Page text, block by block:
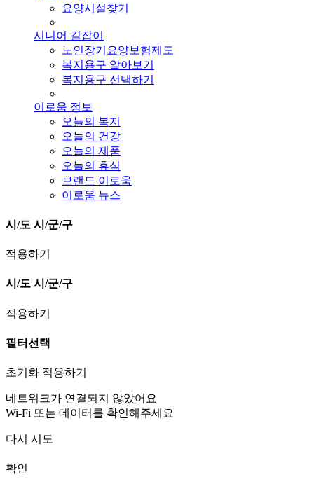
요양시설찾기
시니어 길잡이
노인장기요양보험제도
복지용구 알아보기
복지용구 선택하기
이로움 정보
오늘의 복지
오늘의 건강
오늘의 제품
오늘의 휴식
브랜드 이로움
이로움 뉴스
시/도 시/군/구
적용하기
시/도 시/군/구
적용하기
필터선택
초기화 적용하기
네트워크가 연결되지 않았어요
Wi-Fi 또는 데이터를 확인해주세요
다시 시도
확인